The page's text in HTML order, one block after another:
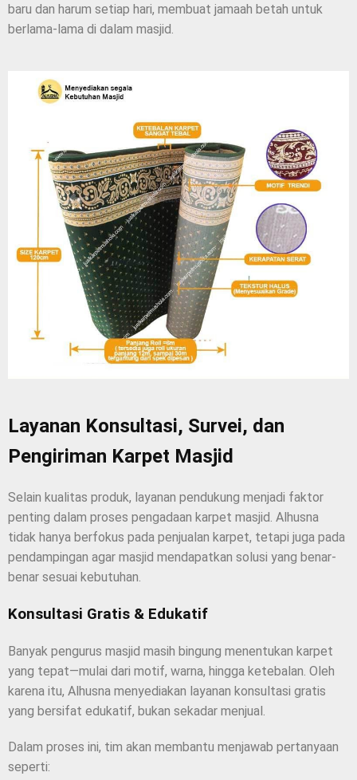
baru dan harum setiap hari, membuat jamaah betah untuk
berlama-lama di dalam masjid.
Layanan Konsultasi, Survei, dan
Pengiriman Karpet Masjid
Selain kualitas produk, layanan pendukung menjadi faktor
penting dalam proses pengadaan karpet masjid. Alhusna
tidak hanya berfokus pada penjualan karpet, tetapi juga pada
pendampingan agar masjid mendapatkan solusi yang benar-
benar sesuai kebutuhan.
Konsultasi Gratis & Edukatif
Banyak pengurus masjid masih bingung menentukan karpet
yang tepat—mulai dari motif, warna, hingga ketebalan. Oleh
karena itu, Alhusna menyediakan layanan konsultasi gratis
yang bersifat edukatif, bukan sekadar menjual.
Dalam proses ini, tim akan membantu menjawab pertanyaan
seperti: